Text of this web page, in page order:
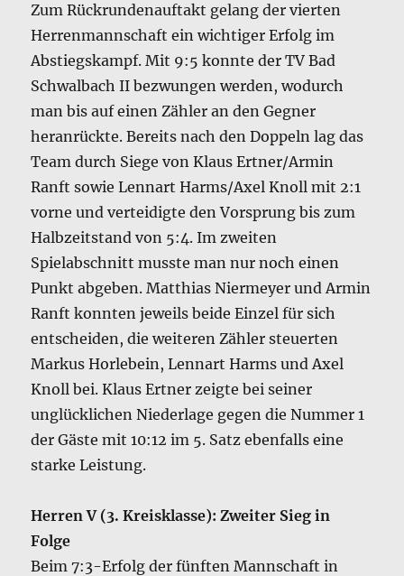
Zum Rückrundenauftakt gelang der vierten
Herrenmannschaft ein wichtiger Erfolg im
Abstiegskampf. Mit 9:5 konnte der TV Bad
Schwalbach II bezwungen werden, wodurch
man bis auf einen Zähler an den Gegner
heranrückte. Bereits nach den Doppeln lag das
Team durch Siege von Klaus Ertner/Armin
Ranft sowie Lennart Harms/Axel Knoll mit 2:1
vorne und verteidigte den Vorsprung bis zum
Halbzeitstand von 5:4. Im zweiten
Spielabschnitt musste man nur noch einen
Punkt abgeben. Matthias Niermeyer und Armin
Ranft konnten jeweils beide Einzel für sich
entscheiden, die weiteren Zähler steuerten
Markus Horlebein, Lennart Harms und Axel
Knoll bei. Klaus Ertner zeigte bei seiner
unglücklichen Niederlage gegen die Nummer 1
der Gäste mit 10:12 im 5. Satz ebenfalls eine
starke Leistung.
Herren V (3. Kreisklasse): Zweiter Sieg in
Folge
Beim 7:3-Erfolg der fünften Mannschaft in